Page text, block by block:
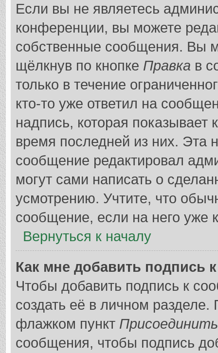
Если вы не являетесь
конференции, вы можете
собственные сообщения. Вы
щёлкнув по кнопке Правка в
только в течение
кто-то уже ответил на
надпись, которая показывает
время последней из них. Эта
сообщение редактировал
могут сами написать о
усмотрению. Учтите, что
сообщение, если на него уже
Вернуться к началу
Как мне добавить подпись
Чтобы добавить подпись к
создать её в личном
флажком пункт
сообщения, чтобы подпись